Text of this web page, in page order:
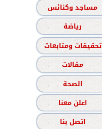
مساجد وكنائس
رياضة
تحقيقات ومتابعات
مقالات
الصحة
اعلن معنا
اتصل بنا